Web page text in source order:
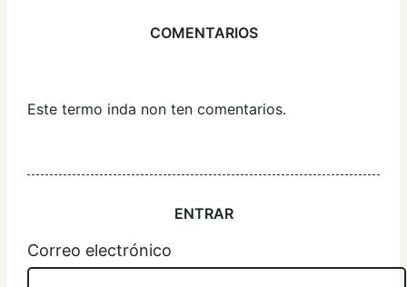
COMENTARIOS
Este termo inda non ten comentarios.
ENTRAR
Correo electrónico